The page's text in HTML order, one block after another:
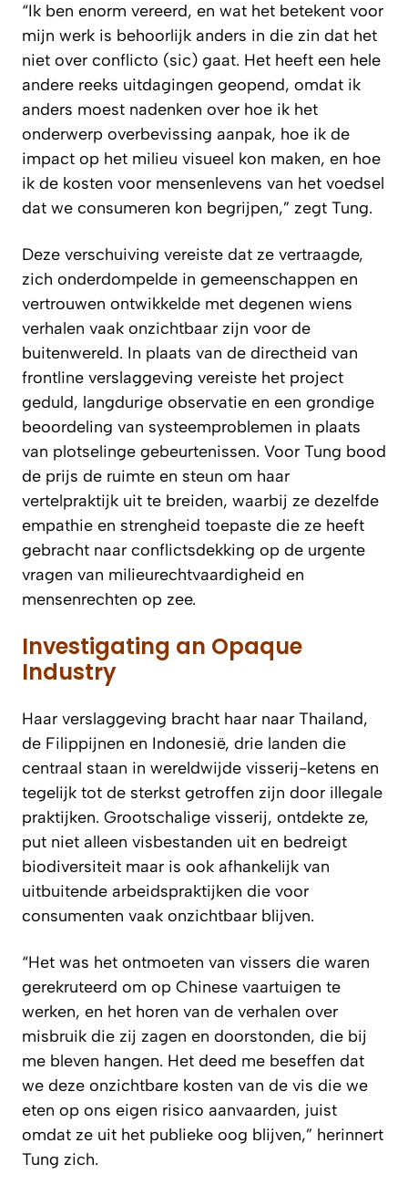
“Ik ben enorm vereerd, en wat het betekent voor
mijn werk is behoorlijk anders in die zin dat het
niet over conflicto (sic) gaat. Het heeft een hele
andere reeks uitdagingen geopend, omdat ik
anders moest nadenken over hoe ik het
onderwerp overbevissing aanpak, hoe ik de
impact op het milieu visueel kon maken, en hoe
ik de kosten voor mensenlevens van het voedsel
dat we consumeren kon begrijpen,” zegt Tung.
Deze verschuiving vereiste dat ze vertraagde,
zich onderdompelde in gemeenschappen en
vertrouwen ontwikkelde met degenen wiens
verhalen vaak onzichtbaar zijn voor de
buitenwereld. In plaats van de directheid van
frontline verslaggeving vereiste het project
geduld, langdurige observatie en een grondige
beoordeling van systeemproblemen in plaats
van plotselinge gebeurtenissen. Voor Tung bood
de prijs de ruimte en steun om haar
vertelpraktijk uit te breiden, waarbij ze dezelfde
empathie en strengheid toepaste die ze heeft
gebracht naar conflictsdekking op de urgente
vragen van milieurechtvaardigheid en
mensenrechten op zee.
Investigating an Opaque
Industry
Haar verslaggeving bracht haar naar Thailand,
de Filippijnen en Indonesië, drie landen die
centraal staan in wereldwijde visserij-ketens en
tegelijk tot de sterkst getroffen zijn door illegale
praktijken. Grootschalige visserij, ontdekte ze,
put niet alleen visbestanden uit en bedreigt
biodiversiteit maar is ook afhankelijk van
uitbuitende arbeidspraktijken die voor
consumenten vaak onzichtbaar blijven.
“Het was het ontmoeten van vissers die waren
gerekruteerd om op Chinese vaartuigen te
werken, en het horen van de verhalen over
misbruik die zij zagen en doorstonden, die bij
me bleven hangen. Het deed me beseffen dat
we deze onzichtbare kosten van de vis die we
eten op ons eigen risico aanvaarden, juist
omdat ze uit het publieke oog blijven,” herinnert
Tung zich.